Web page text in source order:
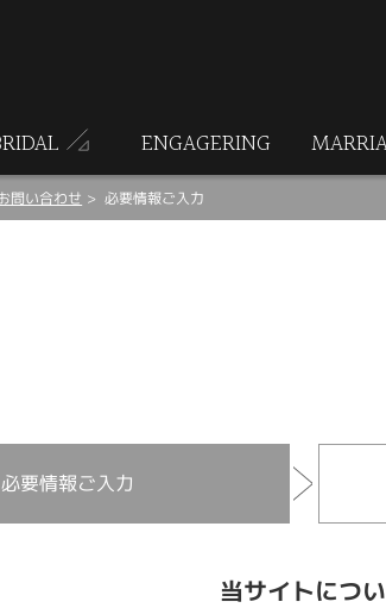
ENGAGERING
問い合わせ 必要情報ご入力
必要情報ご入力
当サイトにつ